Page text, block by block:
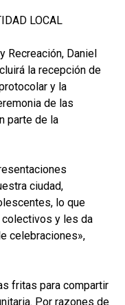
LOCAL
Recreación, Daniel
la recepción de
y la
de las
parte de la
ciudad,
lo que
y les da
celebraciones»,
fritas para compartir
Por razones de